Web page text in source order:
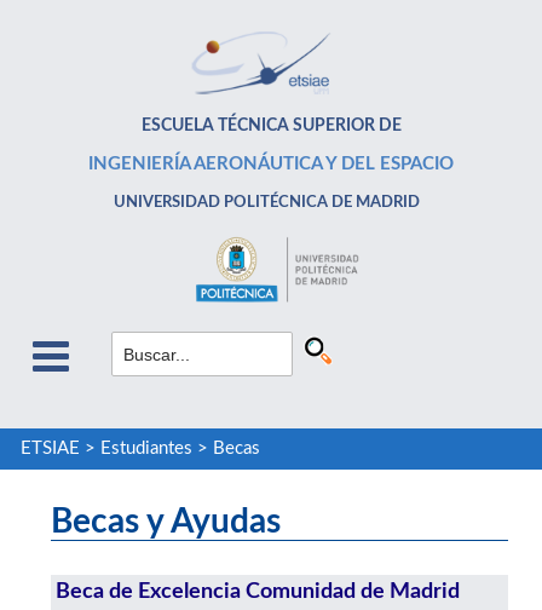
ESCUELA TÉCNICA SUPERIOR DE
INGENIERÍA AERONÁUTICA Y DEL ESPACIO
UNIVERSIDAD POLITÉCNICA DE MADRID
ETSIAE > Estudiantes > Becas
Becas y Ayudas
Beca de Excelencia Comunidad de Madrid